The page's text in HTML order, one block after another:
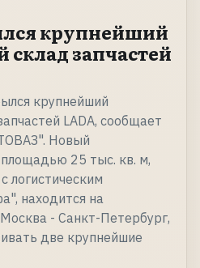
крупнейший
запчастей
крупнейший
LADA, сообщает
Новый
25 тыс. кв. м,
логистическим
находится на
- Санкт-Петербург,
две крупнейшие